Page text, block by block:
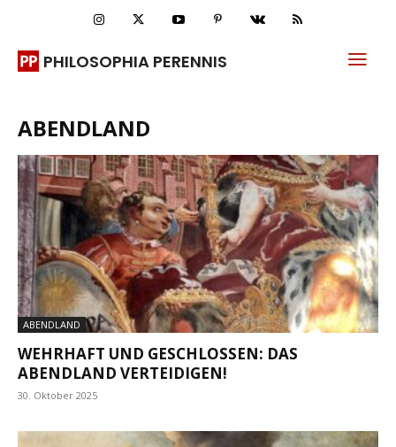
PHILOSOPHIA PERENNIS
ABENDLAND
ABENDLAND
WEHRHAFT UND GESCHLOSSEN: DAS
ABENDLAND VERTEIDIGEN!
30. Oktober 2025